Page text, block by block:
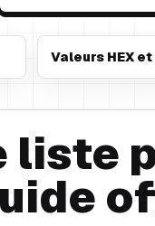
Valeurs HEX et